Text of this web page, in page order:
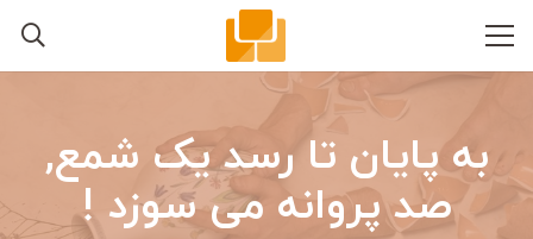
به پایان تا رسد یک شمع,
صد پروانه می سوزد !